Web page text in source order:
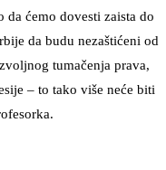
da ćemo dovesti zaista do
da budu nezaštićeni od
tumačenja prava,
– to tako više neće biti